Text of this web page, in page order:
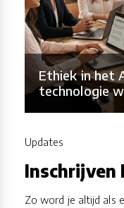
Ethiek in het
technologie
Updates
Inschrijven
Zo word je altijd als